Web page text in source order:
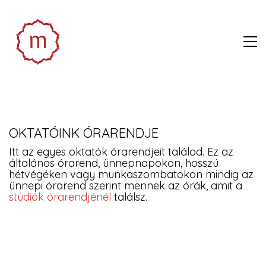
OKTATÓINK ÓRARENDJE
Itt az egyes oktatók órarendjeit találod. Ez az
általános órarend, ünnepnapokon, hosszú
hétvégéken vagy munkaszombatokon mindig az
ünnepi órarend szerint mennek az órák, amit a
stúdiók órarendjénél találsz.